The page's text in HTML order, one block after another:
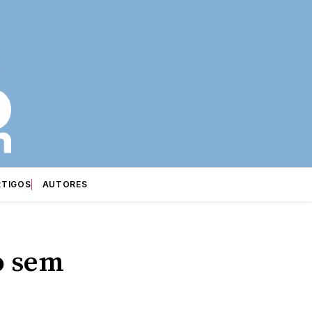
AUTORES
sem